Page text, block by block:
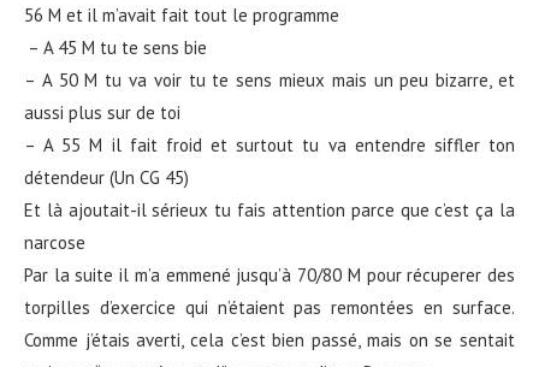
56 M et il m’avait fait tout le programme
– A 45 M tu te sens bie
– A 50 M tu va voir tu te sens mieux mais un peu bizarre, et
aussi plus sur de toi
– A 55 M il fait froid et surtout tu va entendre siffler ton
détendeur (Un CG 45)
Et là ajoutait-il sérieux tu fais attention parce que c’est ça la
narcose
Par la suite il m’a emmené jusqu’à 70/80 M pour récuperer des
torpilles d’exercice qui n’étaient pas remontées en surface.
Comme j’étais averti, cela c’est bien passé, mais on se sentait